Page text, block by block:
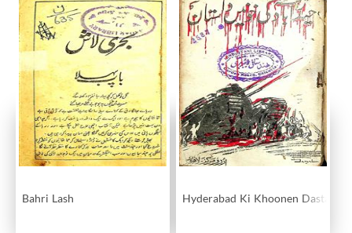
Bahri Lash Hyderabad Ki Khoonen Dastan